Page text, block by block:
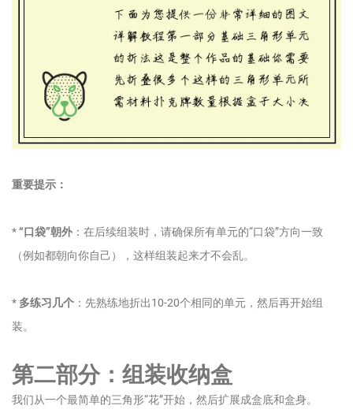
重要提示：
*“口袋”朝外：在后续组装时，请确保所有单元的“口袋”方向一致
（例如都朝向你自己），这样组装起来才不会乱。
* 多练习几个 ：先熟练地折出10-20个相同的单元，然后再开始组
装。
第二部分：组装收纳盒
我们从一个最简单的三角形“花”开始，然后扩展成盒底和盒身。